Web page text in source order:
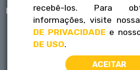
Publicações
Informativos
FLH na mídia
Fale
recebê-los. Para
informações, visite nossa
DE PRIVACIDADE e
DE USO.
ACEITAR